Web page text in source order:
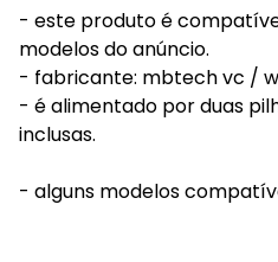
- este produto é
modelos do anúncio.
- fabricante: mbtech vc /
- é alimentado por duas
inclusas.
- alguns modelos